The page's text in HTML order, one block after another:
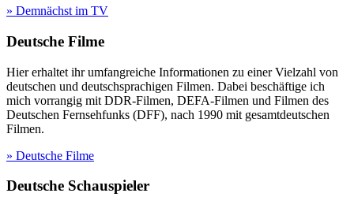
» Demnächst im TV
Deutsche Filme
Hier erhaltet ihr umfangreiche Informationen zu einer Vielzahl von
deutschen und deutschsprachigen Filmen. Dabei beschäftige ich
mich vorrangig mit DDR-Filmen, DEFA-Filmen und Filmen des
Deutschen Fernsehfunks (DFF), nach 1990 mit gesamtdeutschen
Filmen.
» Deutsche Filme
Deutsche Schauspieler